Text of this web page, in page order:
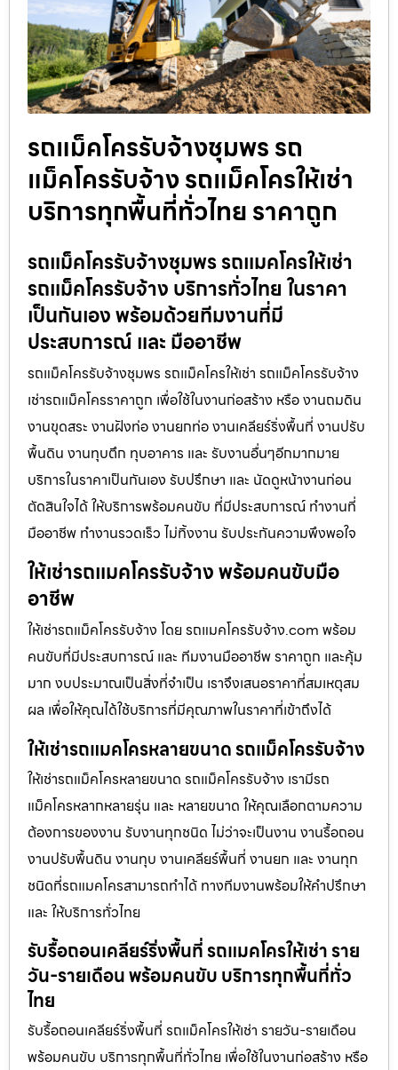
รถแม็คโครรับจ้างชุมพร รถ
แม็คโครรับจ้าง รถแม็คโครให้เช่า
บริการทุกพื้นที่ทั่วไทย ราคาถูก
รถแม็คโครรับจ้างชุมพร รถแมคโครให้เช่า
รถแม็คโครรับจ้าง บริการทั่วไทย ในราคา
เป็นกันเอง พร้อมด้วยทีมงานที่มี
ประสบการณ์ และ มืออาชีพ
รถแม็คโครรับจ้างชุมพร รถแม็คโครให้เช่า รถแม็คโครรับจ้าง
เช่ารถแม็คโครราคาถูก เพื่อใช้ในงานก่อสร้าง หรือ งานถมดิน
งานขุดสระ งานฝังท่อ งานยกท่อ งานเคลียร์ริ่งพื้นที่ งานปรับ
พื้นดิน งานทุบตึก ทุบอาคาร และ รับงานอื่นๆอีกมากมาย
บริการในราคาเป็นกันเอง รับปรึกษา และ นัดดูหน้างานก่อน
ตัดสินใจได้ ให้บริการพร้อมคนขับ ที่มีประสบการณ์ ทำงานที่
มืออาชีพ ทำงานรวดเร็ว ไม่ทิ้งงาน รับประกันความพึงพอใจ
ให้เช่ารถแมคโครรับจ้าง พร้อมคนขับมือ
อาชีพ
ให้เช่ารถแม็คโครรับจ้าง โดย รถแมคโครรับจ้าง.com พร้อม
คนขับที่มีประสบการณ์ และ ทีมงานมืออาชีพ ราคาถูก และคุ้ม
มาก งบประมาณเป็นสิ่งที่จำเป็น เราจึงเสนอราคาที่สมเหตุสม
ผล เพื่อให้คุณได้ใช้บริการที่มีคุณภาพในราคาที่เข้าถึงได้
ให้เช่ารถแมคโครหลายขนาด รถแม็คโครรับจ้าง
ให้เช่ารถแม็คโครหลายขนาด รถแม็คโครรับจ้าง เรามีรถ
แม็คโครหลากหลายรุ่น และ หลายขนาด ให้คุณเลือกตามความ
ต้องการของงาน รับงานทุกชนิด ไม่ว่าจะเป็นงาน งานรื้อถอน
งานปรับพื้นดิน งานทุบ งานเคลียร์พื้นที่ งานยก และ งานทุก
ชนิดที่รถแมคโครสามารถทำได้ ทางทีมงานพร้อมให้คำปรึกษา
และ ให้บริการทั่วไทย
รับรื้อถอนเคลียร์ริ่งพื้นที่ รถแมคโครให้เช่า ราย
วัน-รายเดือน พร้อมคนขับ บริการทุกพื้นที่ทั่ว
ไทย
รับรื้อถอนเคลียร์ริ่งพื้นที่ รถแม็คโครให้เช่า รายวัน-รายเดือน
พร้อมคนขับ บริการทุกพื้นที่ทั่วไทย เพื่อใช้ในงานก่อสร้าง หรือ